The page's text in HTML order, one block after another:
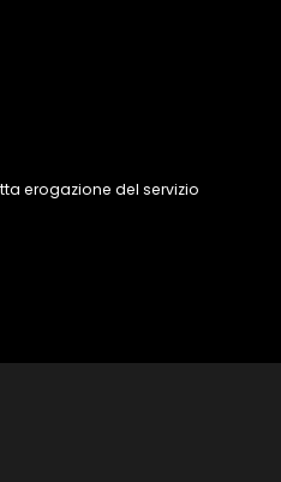
erogazione del servizio